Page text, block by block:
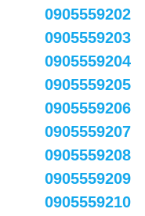
0905559202
0905559203
0905559204
0905559205
0905559206
0905559207
0905559208
0905559209
0905559210